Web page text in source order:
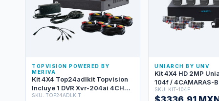
TOPVISION POWERED BY
MERIVA
Kit 4X4 Top24adlkit Topvision
Incluye 1 DVR Xvr-204ai 4CH
1080 Lite Audio Por Coaxial O
SKU: TOP24ADLKIT
UNIARCH BY UNV
Kit 4X4 HD 2MP
104f / 4CAMARAS-
UAC-B112-F28 /
SKU: KIT-104F